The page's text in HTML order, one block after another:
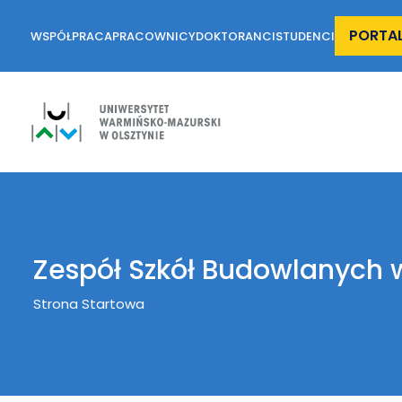
WSPÓŁPRACAPRACOWNICYDOKTORANCISTUDENCI
Zespół Szkół Budowlanych
Breadcrumb
Strona Startowa